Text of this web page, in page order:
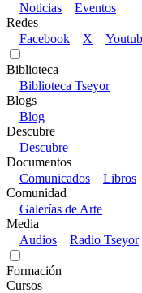
Noticias
Eventos
Redes
Facebook
X
Biblioteca
Biblioteca Tseyor
Blogs
Blog
Descubre
Descubre
Documentos
Comunicados
Libros
Comunidad
Galerías de Arte
Media
Audios
Radio Tseyor
Formación
Cursos